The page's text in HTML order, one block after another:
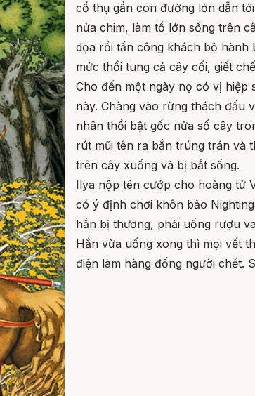
cổ thụ gần con đường lớn dẫn
nửa chim, làm tổ lớn sống trên
dọa rồi tấn công khách bộ hành
mức thổi tung cả cây cối, giết
Cho đến một ngày nọ có vị hiệp
này. Chàng vào rừng thách đấu
nhân thổi bật gốc nửa số cây
rút mũi tên ra bắn trúng trán và
trên cây xuống và bị bắt sống.
Ilya nộp tên cướp cho hoàng tử
có ý định chơi khôn bảo
hắn bị thương, phải uống rượu
Hắn vừa uống xong thì mọi vết
điện làm hàng đống người chết.